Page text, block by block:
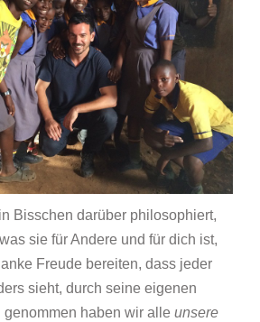
Bisschen darüber philosophiert,
sie für Andere und für dich ist,
Freude bereiten, dass jeder
sieht, durch seine eigenen
haben wir alle unsere